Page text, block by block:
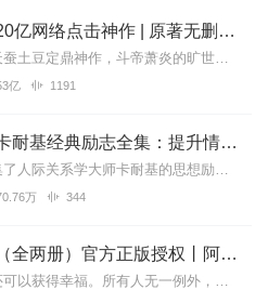
《斗破苍穹》20亿网络点击神作 | 原著无删减，畅听全集 | 多人有声剧
新书限时免费：天蚕土豆定鼎神作，斗帝萧炎的旷世热血传奇史诗《斗破苍穹》，年度巨献点击收听超级IP改编有声剧，玄幻网文至尊经典小说！网络总点击20亿次！各大网络文...
亿 1191
人性的弱点丨卡耐基经典励志全集：提升情商和沟通技巧
本套系专辑，汇集了人际关系学大师卡耐基的思想励志精华，收录《人性的弱点》《人性的优点》《语言的突破》《美好的人生》《快乐的人生》等所有经典！是卡耐基的经典合辑，...
万 344
被讨厌的勇气（全两册）官方正版授权丨阿德勒心理学畅销经典｜幸福的勇气
人可以改变，人还可以获得幸福。所有人无一例外，都能如此。——阿德勒心理学一名深陷自卑、无能与不幸福的青年，听到了一名哲人主张的“世界无比单纯，人人都能幸福”便来...